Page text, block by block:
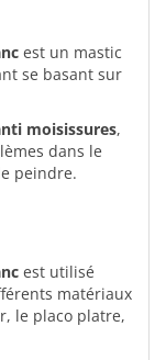
est un mastic
se basant sur
moisissures,
dans le
peindre.
est utilisé
matériaux
le placo platre,